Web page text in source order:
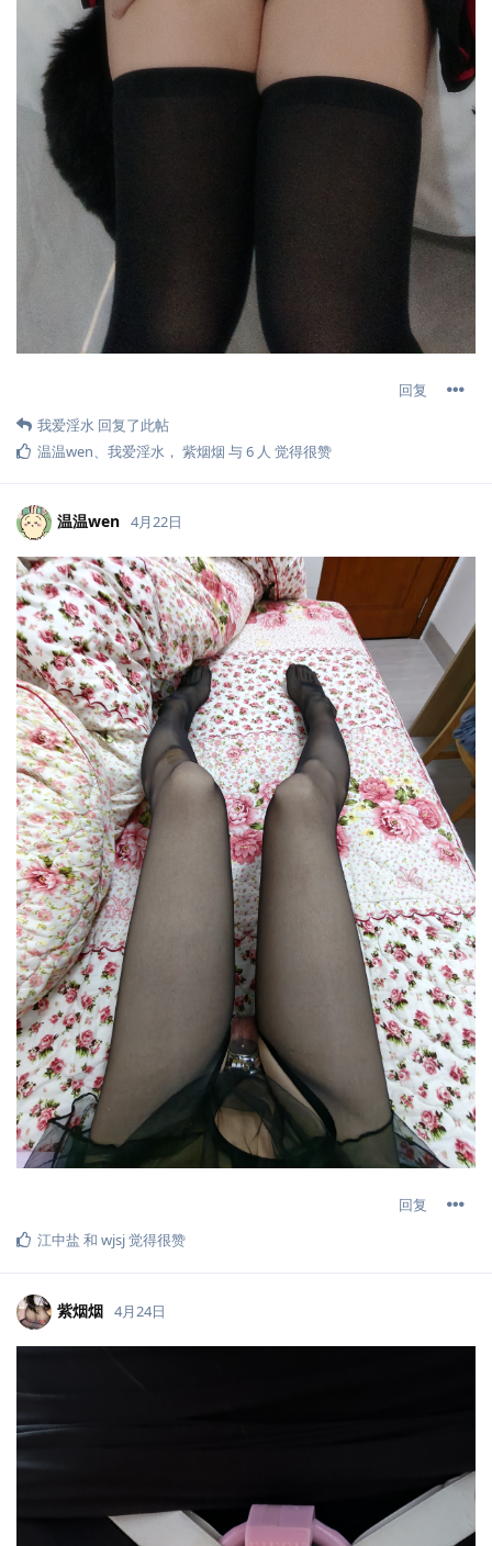
回复
我爱淫水 回复了此帖
温温wen、 我爱淫水 ， 紫烟烟 与6 人 觉得很赞
温温wen 4月22日
回复
江中盐 和 wjsj觉得很赞
紫烟烟 4月24日